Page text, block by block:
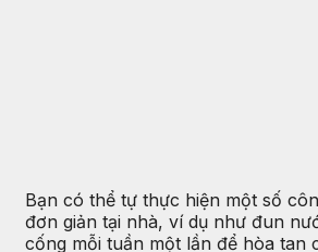
Bạn có thể tự thực hiện một số
đơn giản tại nhà, ví dụ như đun
cống mỗi tuần một lần để hòa tan